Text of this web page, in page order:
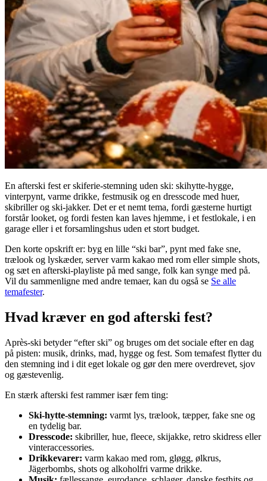
En afterski fest er skiferie-stemning uden ski: skihytte-hygge,
vinterpynt, varme drikke, festmusik og en dresscode med huer,
skibriller og ski-jakker. Det er et nemt tema, fordi gæsterne hurtigt
forstår looket, og fordi festen kan laves hjemme, i et festlokale, i en
garage eller i et forsamlingshus uden et stort budget.
Den korte opskrift er: byg en lille “ski bar”, pynt med fake sne,
trælook og lyskæder, server varm kakao med rom eller simple shots,
og sæt en afterski-playliste på med sange, folk kan synge med på.
Vil du sammenligne med andre temaer, kan du også se Se alle
temafester.
Hvad kræver en god afterski fest?
Après-ski betyder “efter ski” og bruges om det sociale efter en dag
på pisten: musik, drinks, mad, hygge og fest. Som temafest flytter du
den stemning ind i dit eget lokale og gør den mere overdrevet, sjov
og gæstevenlig.
En stærk afterski fest rammer især fem ting:
Ski-hytte-stemning: varmt lys, trælook, tæpper, fake sne og
en tydelig bar.
Dresscode: skibriller, hue, fleece, skijakke, retro skidress eller
vinteraccessories.
Drikkevarer: varm kakao med rom, gløgg, ølkrus,
Jägerbombs, shots og alkoholfri varme drikke.